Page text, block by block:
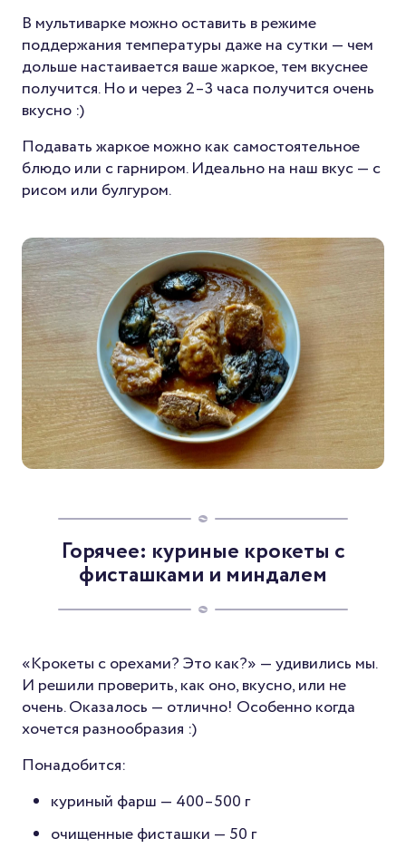
В мультиварке можно оставить в режиме
поддержания температуры даже на сутки — чем
дольше настаивается ваше жаркое, тем вкуснее
получится. Но и через 2–3 часа получится очень
вкусно :)
Подавать жаркое можно как самостоятельное
блюдо или с гарниром. Идеально на наш вкус — с
рисом или булгуром.
Горячее: куриные крокеты с
фисташками и миндалем
«Крокеты с орехами? Это как?» — удивились мы.
И решили проверить, как оно, вкусно, или не
очень. Оказалось — отлично! Особенно когда
хочется разнообразия :)
Понадобится:
куриный фарш — 400–500 г
очищенные фисташки — 50 г